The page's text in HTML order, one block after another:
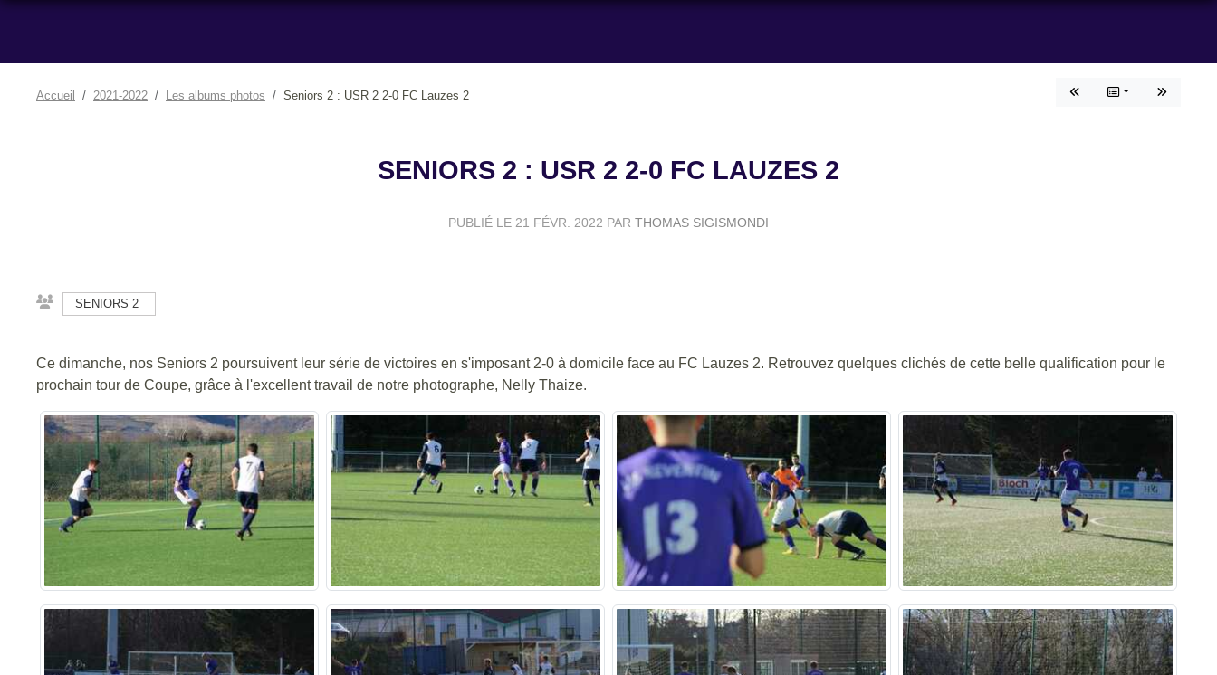
Accueil 2021-2022 Les albums photos Seniors 2 : USR 2 2-0 FC Lauzes 2
SENIORS 2 : USR 2 2-0 FC LAUZES 2
PUBLIÉ LE 21 FÉVR. 2022 PAR THOMAS SIGISMONDI
SENIORS 2
Ce dimanche, nos Seniors 2 poursuivent leur série de victoires en s'imposant 2-0 à domicile face au FC Lauzes 2. Retrouvez quelques clichés de cette belle qualification pour le
prochain tour de Coupe, grâce à l'excellent travail de notre photographe, Nelly Thaize.